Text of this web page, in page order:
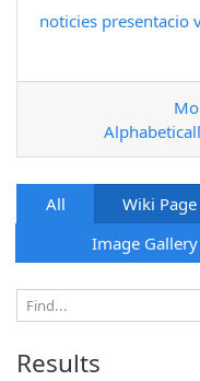
noticies presentacio
All Wiki Page
Image Gallery
Results